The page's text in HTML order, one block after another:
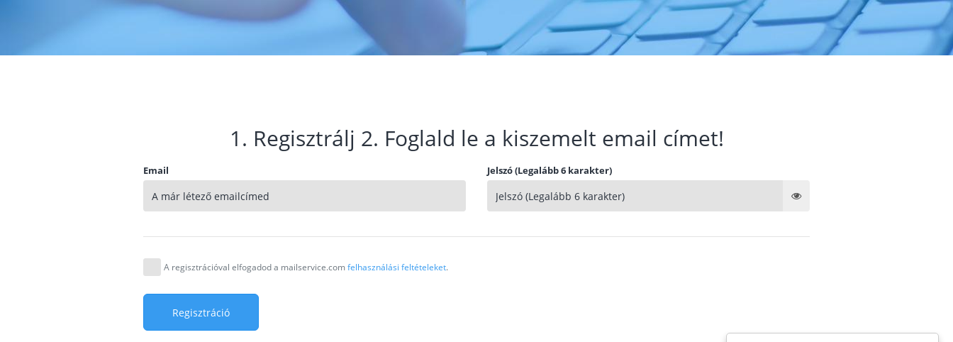
1. Regisztrálj 2. Foglald le a kiszemelt email címet!
Email Jelszó (Legalább 6 karakter)
A regisztrációval elfogadod a mailservice.comfelhasználási feltételeket.
Regisztráció